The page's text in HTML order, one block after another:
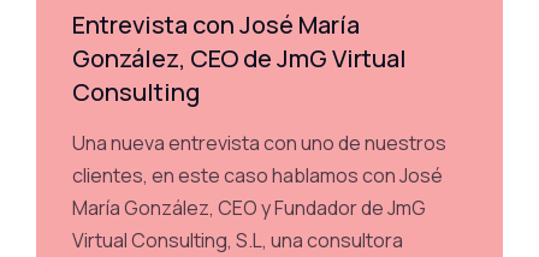
Entrevista con José María
González, CEO de JmG Virtual
Consulting
Una nueva entrevista con uno de nuestros
clientes, en este caso hablamos con José
María González, CEO y Fundador de JmG
Virtual Consulting, S.L, una consultora